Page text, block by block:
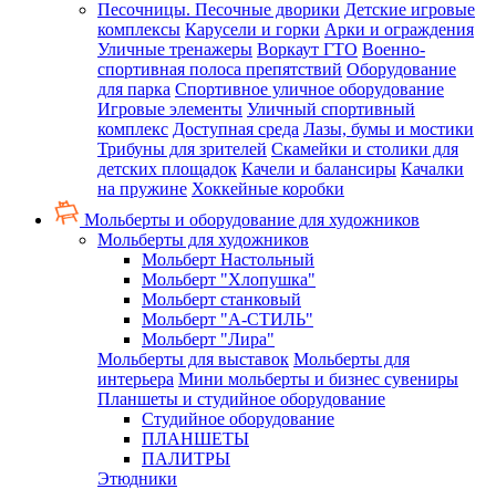
Песочницы. Песочные дворики Детские игровые
комплексы Карусели и горки Арки и ограждения
Уличные тренажеры Воркаут ГТО Военно-
спортивная полоса препятствий Оборудование
для парка Спортивное уличное оборудование
Игровые элементы Уличный спортивный
комплекс Доступная среда Лазы, бумы и мостики
Трибуны для зрителей Скамейки и столики для
детских площадок Качели и балансиры Качалки
на пружине Хоккейные коробки
Мольберты и оборудование для художников
Мольберты для художников
Мольберт Настольный
Мольберт "Хлопушка"
Мольберт станковый
Мольберт "А-СТИЛЬ"
Мольберт "Лира"
Мольберты для выставок Мольберты для
интерьера Мини мольберты и бизнес сувениры
Планшеты и студийное оборудование
Студийное оборудование
ПЛАНШЕТЫ
ПАЛИТРЫ
Этюдники